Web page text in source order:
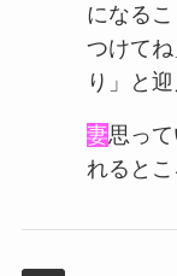
になる
つけて
り」と
妻思っ
れるとこ